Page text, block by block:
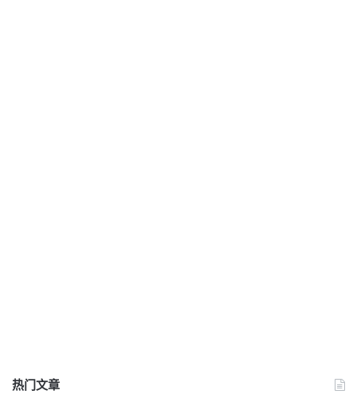
热门文章